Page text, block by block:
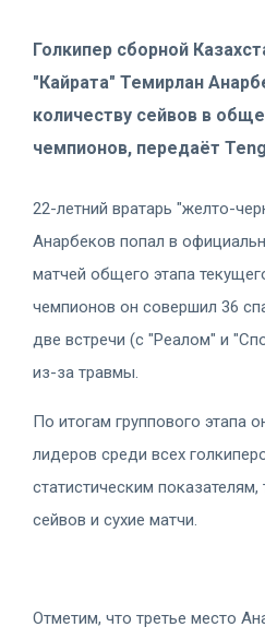
Голкипер сборной
"Кайрата" Темирлан
количеству сейвов в
чемпионов, передаёт
22-летний вратарь "желто-
Анарбеков попал в
матчей общего этапа
чемпионов он совершил 36
две встречи (с "Реалом" и
из-за травмы.
По итогам группового этапа
лидеров среди всех
статистическим
сейвов и сухие матчи.
Отметим, что третье место